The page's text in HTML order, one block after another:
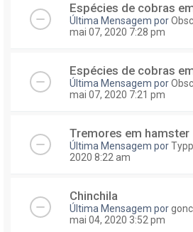
Espécies de cobras
Última Mensagem por
mai 07, 2020 7:28 pm
Espécies de cobras
Última Mensagem por
mai 07, 2020 7:21 pm
Tremores em hamster
Última Mensagem por
2020 8:22 am
Chinchila
Última Mensagem por
mai 04, 2020 3:52 pm